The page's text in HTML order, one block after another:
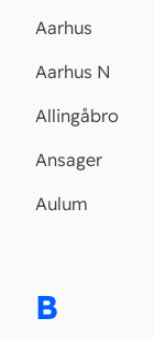
Aarhus
Aarhus N
Allingåbro
Ansager
Aulum
B